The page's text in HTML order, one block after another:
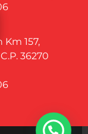
157,
36270